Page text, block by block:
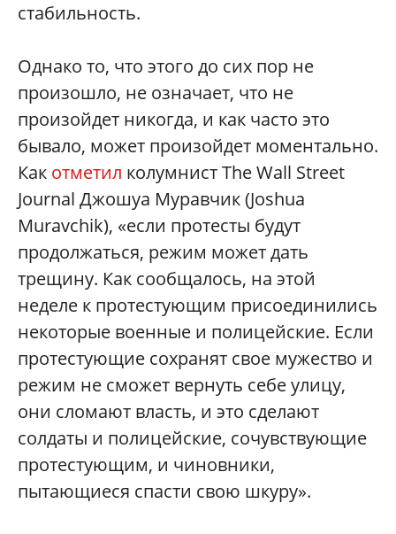
стабильность.
Однако то, что этого до сих пор не
произошло, не означает, что не
произойдет никогда, и как часто это
бывало, может произойдет моментально.
Как отметил колумнист The Wall Street
Journal Джошуа Муравчик (Joshua
Muravchik), «если протесты будут
продолжаться, режим может дать
трещину. Как сообщалось, на этой
неделе к протестующим присоединились
некоторые военные и полицейские. Если
протестующие сохранят свое мужество и
режим не сможет вернуть себе улицу,
они сломают власть, и это сделают
солдаты и полицейские, сочувствующие
протестующим, и чиновники,
пытающиеся спасти свою шкуру».